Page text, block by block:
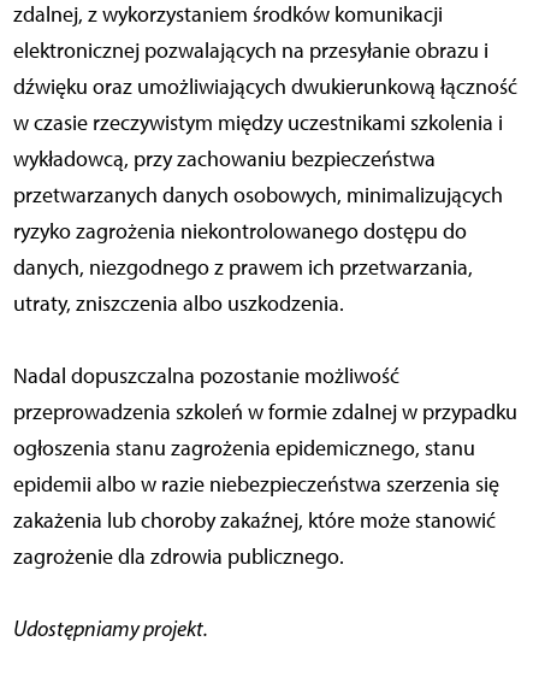
zdalnej, z wykorzystaniem środków komunikacji
elektronicznej pozwalających na przesyłanie obrazu i
dźwięku oraz umożliwiających dwukierunkową łączność
w czasie rzeczywistym między uczestnikami szkolenia i
wykładowcą, przy zachowaniu bezpieczeństwa
przetwarzanych danych osobowych, minimalizujących
ryzyko zagrożenia niekontrolowanego dostępu do
danych, niezgodnego z prawem ich przetwarzania,
utraty, zniszczenia albo uszkodzenia.
Nadal dopuszczalna pozostanie możliwość
przeprowadzenia szkoleń w formie zdalnej w przypadku
ogłoszenia stanu zagrożenia epidemicznego, stanu
epidemii albo w razie niebezpieczeństwa szerzenia się
zakażenia lub choroby zakaźnej, które może stanowić
zagrożenie dla zdrowia publicznego.
Udostępniamy projekt.